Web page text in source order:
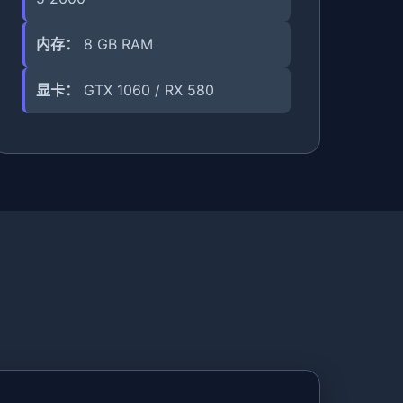
内存： 8 GB RAM
显卡： GTX 1060 / RX 580